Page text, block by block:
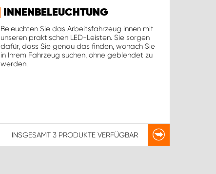
INNENBELEUCHTUNG
Beleuchten Sie das Arbeitsfahrzeug innen mit
unseren praktischen LED-Leisten. Sie sorgen
dafür, dass Sie genau das finden, wonach Sie
in Ihrem Fahrzeug suchen, ohne geblendet zu
werden.
INSGESAMT 3 PRODUKTEVERFÜGBAR